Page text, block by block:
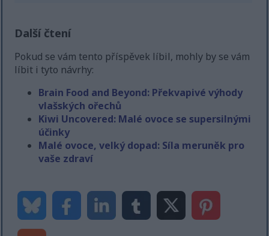
Další čtení
Pokud se vám tento příspěvek líbil, mohly by se vám
líbit i tyto návrhy:
Brain Food and Beyond: Překvapivé výhody
vlašských ořechů
Kiwi Uncovered: Malé ovoce se supersilnými
účinky
Malé ovoce, velký dopad: Síla meruněk pro
vaše zdraví